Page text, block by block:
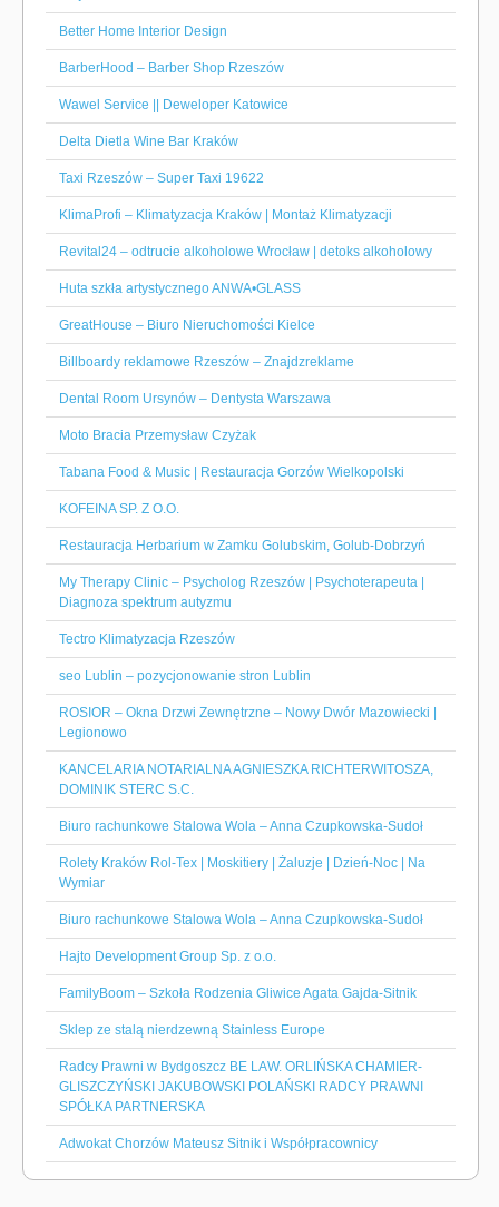
Better Home Interior Design
BarberHood – Barber Shop Rzeszów
Wawel Service || Deweloper Katowice
Delta Dietla Wine Bar Kraków
Taxi Rzeszów – Super Taxi 19622
KlimaProfi – Klimatyzacja Kraków | Montaż Klimatyzacji
Revital24 – odtrucie alkoholowe Wrocław | detoks alkoholowy
Huta szkła artystycznego ANWA•GLASS
GreatHouse – Biuro Nieruchomości Kielce
Billboardy reklamowe Rzeszów – Znajdzreklame
Dental Room Ursynów – Dentysta Warszawa
Moto Bracia Przemysław Czyżak
Tabana Food & Music | Restauracja Gorzów Wielkopolski
KOFEINA SP. Z O.O.
Restauracja Herbarium w Zamku Golubskim, Golub-Dobrzyń
My Therapy Clinic – Psycholog Rzeszów | Psychoterapeuta |
Diagnoza spektrum autyzmu
Tectro Klimatyzacja Rzeszów
seo Lublin – pozycjonowanie stron Lublin
ROSIOR – Okna Drzwi Zewnętrzne – Nowy Dwór Mazowiecki |
Legionowo
KANCELARIA NOTARIALNA AGNIESZKA RICHTERWITOSZA,
DOMINIK STERC S.C.
Biuro rachunkowe Stalowa Wola – Anna Czupkowska-Sudoł
Rolety Kraków Rol-Tex | Moskitiery | Żaluzje | Dzień-Noc | Na
Wymiar
Biuro rachunkowe Stalowa Wola – Anna Czupkowska-Sudoł
Hajto Development Group Sp. z o.o.
FamilyBoom – Szkoła Rodzenia Gliwice Agata Gajda-Sitnik
Sklep ze stalą nierdzewną Stainless Europe
Radcy Prawni w Bydgoszcz BE LAW. ORLIŃSKA CHAMIER-
GLISZCZYŃSKI JAKUBOWSKI POLAŃSKI RADCY PRAWNI
SPÓŁKA PARTNERSKA
Adwokat Chorzów Mateusz Sitnik i Współpracownicy